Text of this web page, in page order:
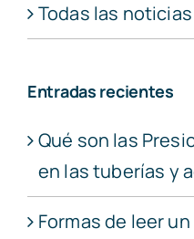
Todas las noticias
Entradas recientes
Qué son las
en las tuberías y
Formas de leer